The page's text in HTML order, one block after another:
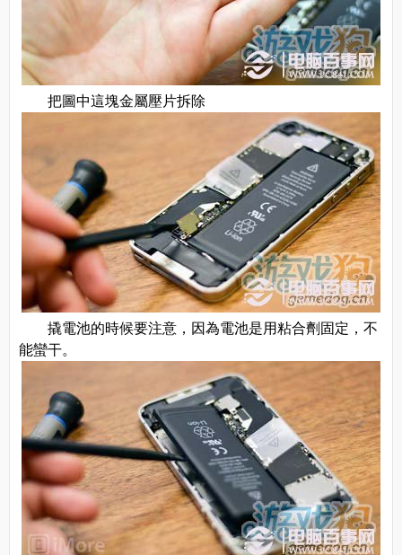
把圖中這塊金屬壓片拆除
撬電池的時候要注意，因為電池是用粘合劑固定，不
能蠻干。